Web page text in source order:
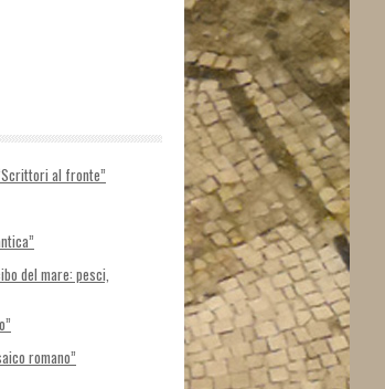
al fronte”
del mare: pesci,
romano”